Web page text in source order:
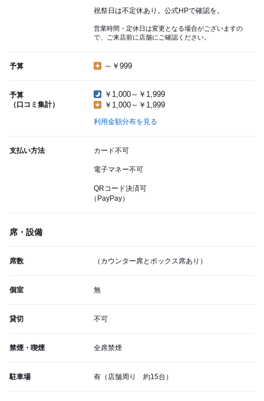
祝祭日は不定休あり。公式HPで確認を。
営業時間・定休日は変更となる場合がございますの
で、ご来店前に店舗にご確認ください。
予算 ～￥999
予算
（口コミ集計）
￥1,000～￥1,999
￥1,000～￥1,999
利用金額分布を見る
支払い方法 カード不可
電子マネー不可
QRコード決済可
（PayPay）
席・設備
席数 （カウンター席とボックス席あり）
個室 無
貸切 不可
禁煙・喫煙 全席禁煙
駐車場 有（店舗周り 約15台）